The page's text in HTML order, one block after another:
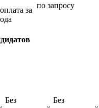
за
по запросу
Без
Без